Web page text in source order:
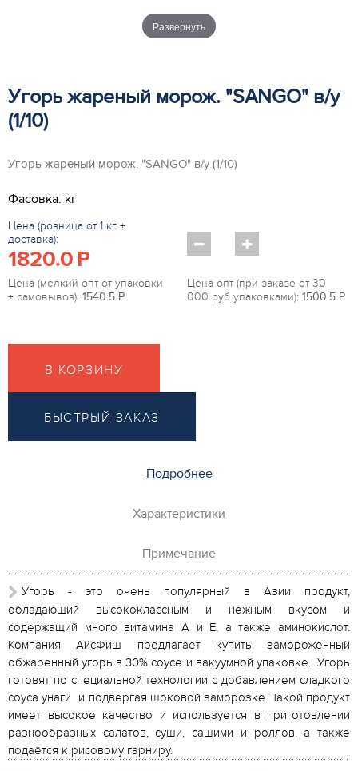
Развернуть
Угорь жареный морож. "SANGO" в/у
(1/10)
Угорь жареный морож. "SANGO" в/у (1/10)
Фасовка: кг
Цена (розница от 1 кг +
доставка):
1820.0P
Цена (мелкий опт от упаковки
+ самовывоз): 1540.5 P
Цена опт (при заказе от 30
000 руб упаковками): 1500.5 P
В КОРЗИНУ
БЫСТРЫЙ ЗАКАЗ
Подробнее
Характеристики
Примечание
Угорь - это очень популярный в Азии продукт,
обладающий высококлассным и нежным вкусом и
содержащий много витамина А и Е, а также аминокислот.
Компания АйсФиш предлагает купить замороженный
обжаренный угорь в 30% соусе и вакуумной упаковке. Угорь
готовят по специальной технологии с добавлением сладкого
соуса унаги и подвергая шоковой заморозке. Такой продукт
имеет высокое качество и используется в приготовлении
разнообразных салатов, суши, сашими и роллов, а также
подаётся к рисовому гарниру.